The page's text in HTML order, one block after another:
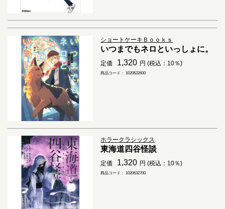
ショートケーキＢｏｏｋｓ
いつまでもネロといっしょに。
定価 1,320 円 (税込：10％)
商品コード： 1020632600
ホラークラシックス
東海道四谷怪談
定価 1,320 円 (税込：10％)
商品コード： 1020632700